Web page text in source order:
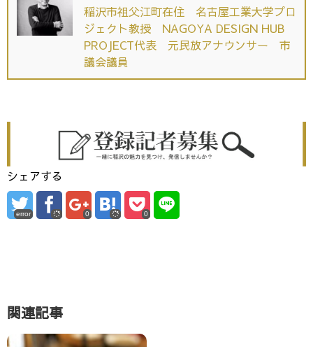
稲沢市祖父江町在住 名古屋工業大学プロ
ジェクト教授 NAGOYA DESIGN HUB
PROJECT代表 元民放アナウンサー 市
議会議員
シェアする
error 0 0
関連記事